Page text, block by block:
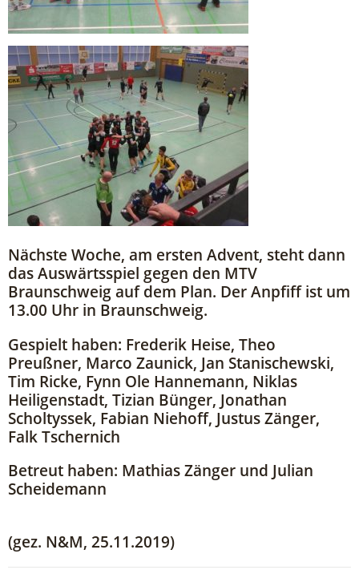
Nächste Woche, am ersten Advent, steht dann
das Auswärtsspiel gegen den MTV
Braunschweig auf dem Plan. Der Anpfiff ist um
13.00 Uhr in Braunschweig.
Gespielt haben: Frederik Heise, Theo
Preußner, Marco Zaunick, Jan Stanischewski,
Tim Ricke, Fynn Ole Hannemann, Niklas
Heiligenstadt, Tizian Bünger, Jonathan
Scholtyssek, Fabian Niehoff, Justus Zänger,
Falk Tschernich
Betreut haben: Mathias Zänger und Julian
Scheidemann
(gez. N&M, 25.11.2019)